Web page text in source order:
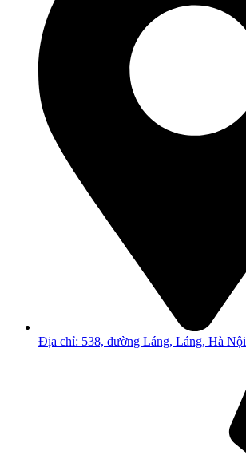
Địa chỉ: 538, đường Láng, Láng, Hà Nội